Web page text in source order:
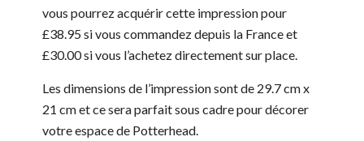
vous pourrez acquérir cette impression pour
£38.95 si vous commandez depuis la France et
£30.00 si vous l’achetez directement sur place.
Les dimensions de l’impression sont de 29.7 cm x
21 cm et ce sera parfait sous cadre pour décorer
votre espace de Potterhead.